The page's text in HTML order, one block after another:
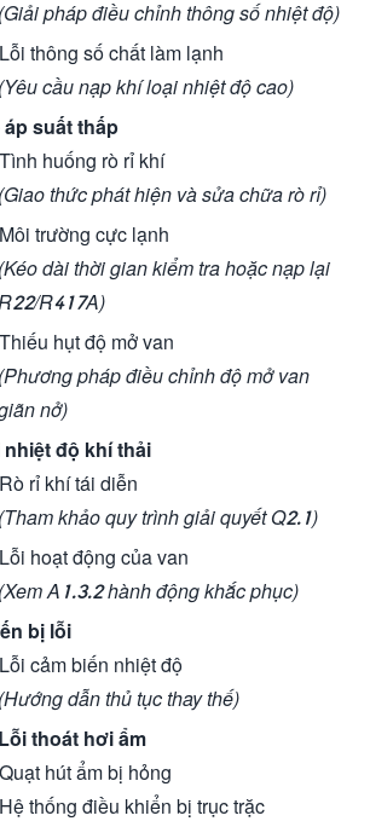
(Giải pháp điều chỉnh thông số nhiệt độ)
thông số chất làm lạnh
(Yêu cầu nạp khí loại nhiệt độ cao)
áp suất thấp
huống rò rỉ khí
(Giao thức phát hiện và sửa chữa rò rỉ)
trường cực lạnh
(Kéo dài thời gian kiểm tra hoặc nạp lại
R22/R417A)
hụt độ mở van
(Phương pháp điều chỉnh độ mở van
nở)
nhiệt độ khí thải
rỉ khí tái diễn
(Tham khảo quy trình giải quyết Q2.1)
hoạt động của van
(Xem A1.3.2 hành động khắc phục)
bị lỗi
cảm biến nhiệt độ
(Hướng dẫn thủ tục thay thế)
thoát hơi ẩm
hút ẩm bị hỏng
thống điều khiển bị trục trặc